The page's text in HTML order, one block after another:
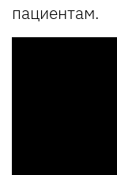
пациентам.